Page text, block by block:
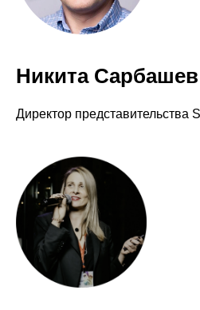
Никита Сарбашев
Директор представительства